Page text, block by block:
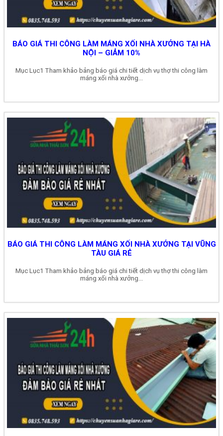
BÁO GIÁ THI CÔNG LÀM MÁNG XỐI NHÀ XƯỞNG TẠI HÀ
NỘI – GIẢM 10%
Mục Lục1 Tham khảo bảng báo giá chi tiết dịch vụ thợ thi công làm
máng xối nhà xưởng...
BÁO GIÁ THI CÔNG LÀM MÁNG XỐI NHÀ XƯỞNG TẠI VŨNG
TÀU GIÁ RẺ
Mục Lục1 Tham khảo bảng báo giá chi tiết dịch vụ thợ thi công làm
máng xối nhà xưởng...